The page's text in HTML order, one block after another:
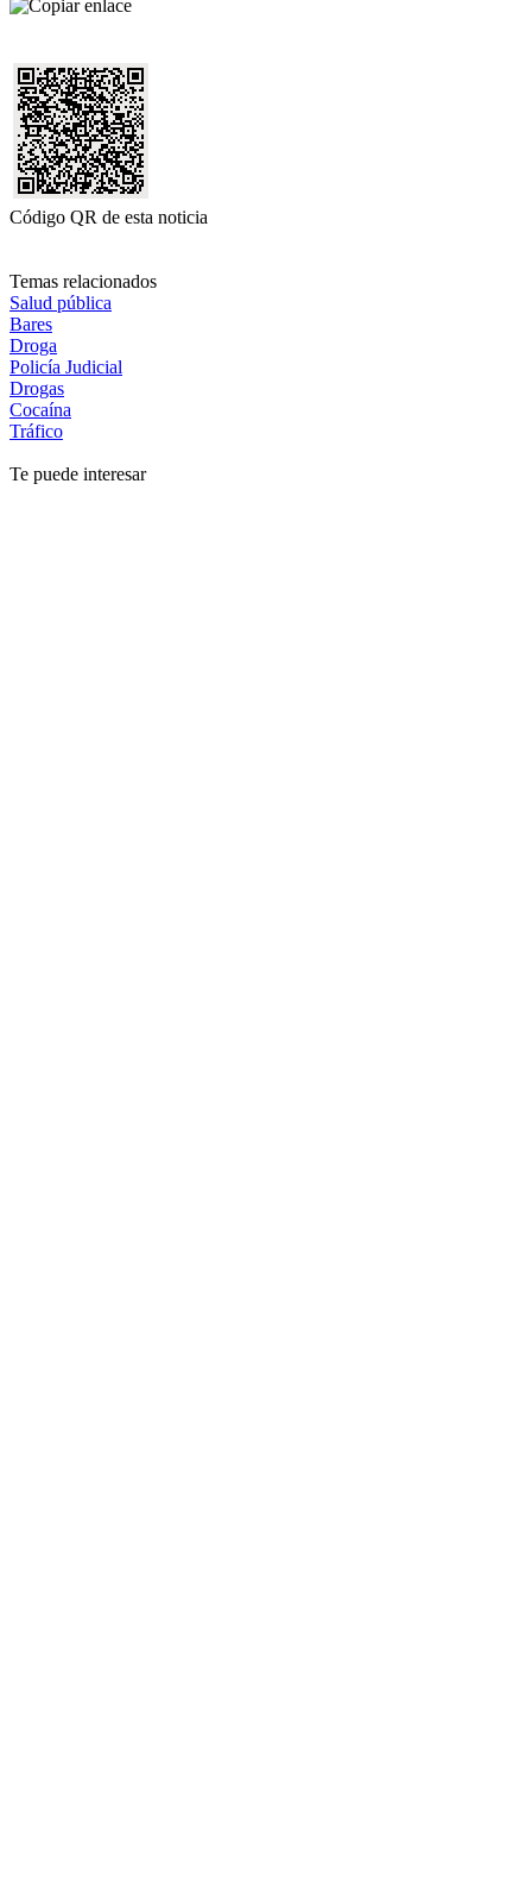
Código QR de esta noticia
Temas relacionados
Salud pública
Bares
Droga
Policía Judicial
Drogas
Cocaína
Tráfico
Te puede interesar